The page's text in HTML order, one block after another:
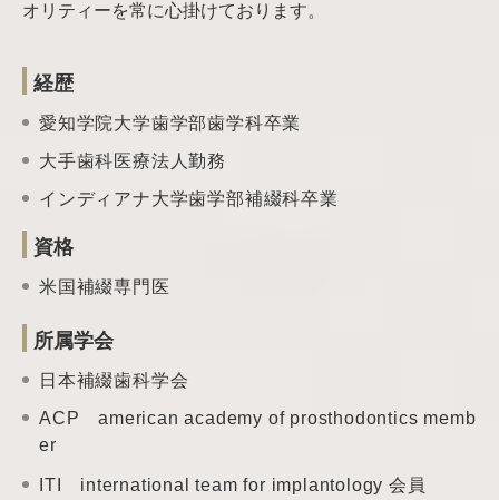
オリティーを常に心掛けております。
経歴
愛知学院大学歯学部歯学科卒業
大手歯科医療法人勤務
インディアナ大学歯学部補綴科卒業
資格
米国補綴専門医
所属学会
日本補綴歯科学会
ACP american academy of prosthodontics memb
er
ITI international teamfor implantology 会員